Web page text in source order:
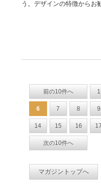
う。デザインの特徴から
前の10件へ 1
6 7 8 9
14 15 16 17
次の10件へ
マガジントップへ